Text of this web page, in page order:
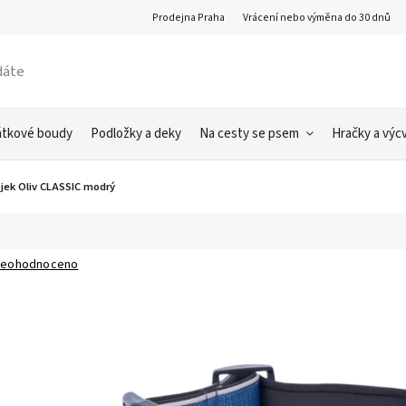
Prodejna Praha Vrácení nebo výměna do 30 dnů
boudy Podložky a deky Na cesty se psem Hračky a
Oliv CLASSIC modrý